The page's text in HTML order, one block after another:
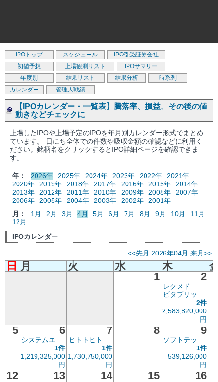
IPOトップ スケジュール
IPO引受証券会社
初値予想
上場観測リスト
IPOサマリー
年度別
結果リスト 結果分析
時系列
カレンダー
管理人戦績
【IPOカレンダー・一覧表】騰落率、損益、その後の値
動きなどチェックに
上場したIPOや上場予定のIPOを年月別カレンダー形式でまとめ
ています。 日にち全体での件数や吸収金額の確認などに利用く
ださい。銘柄名をクリックするとIPO詳細ページを確認できま
す。
年： 2026年 2025年 2024年 2023年 2022年
2021年
2020年
2019年 2018年 2017年 2016年 2015年
2014年
2013年
2012年 2011年 2010年 2009年 2008年
2007年
2006年
2005年 2004年 2003年 2002年
2001年
月：
1月 2月 3月 4月 5月 6月 7月 8月 9月 10月
11月
12月
IPOカレンダー
<<先月 2026年04月 来月>>
日 月 火 水 木
1
2
レクメド
ビタブリッ
2件
2,583,820,000
円
5 6
システムエ
1件
1,219,325,000
円
7
ヒトトヒト
1件
1,730,750,000
円
8 9
ソフトテッ
1件
539,126,000
円
12 13 14 15
16